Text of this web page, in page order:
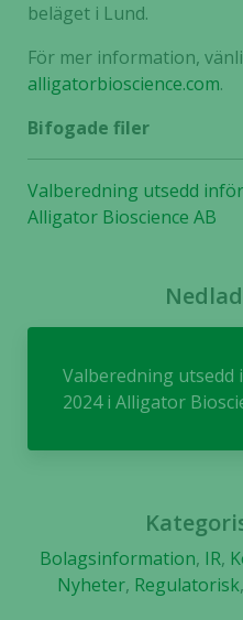
beläget i Lund.
För mer information,
alligatorbioscience.com.
Bifogade filer
Valberedning utsedd
Alligator Bioscience AB
Valberedning utsedd
2024 i Alligator
Bolagsinformation, IR,
Nyheter, Regulatorisk,